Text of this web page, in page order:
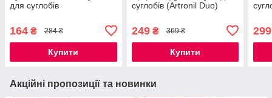
для суглобів
164 ₴ 284 ₴
Купити
суглобів (Artronil Duo)
249₴ 369 ₴
Купити
299
Акційні пропозиції та новинки